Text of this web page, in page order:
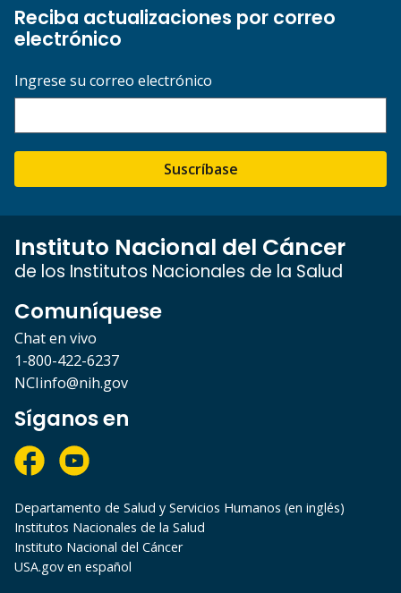
Reciba actualizaciones por correo
electrónico
Ingrese su correo electrónico
Suscríbase
Instituto Nacional del Cáncer
de los Institutos Nacionales de la Salud
Comuníquese
Chat en vivo
1-800-422-6237
NCIinfo@nih.gov
Síganos en
Departamento de Salud y Servicios Humanos (en inglés)
Institutos Nacionales de la Salud
Instituto Nacional del Cáncer
USA.gov en español